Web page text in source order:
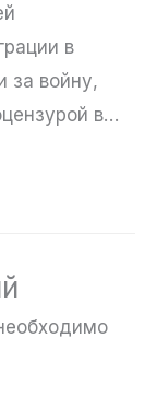
в
за войну,
в…